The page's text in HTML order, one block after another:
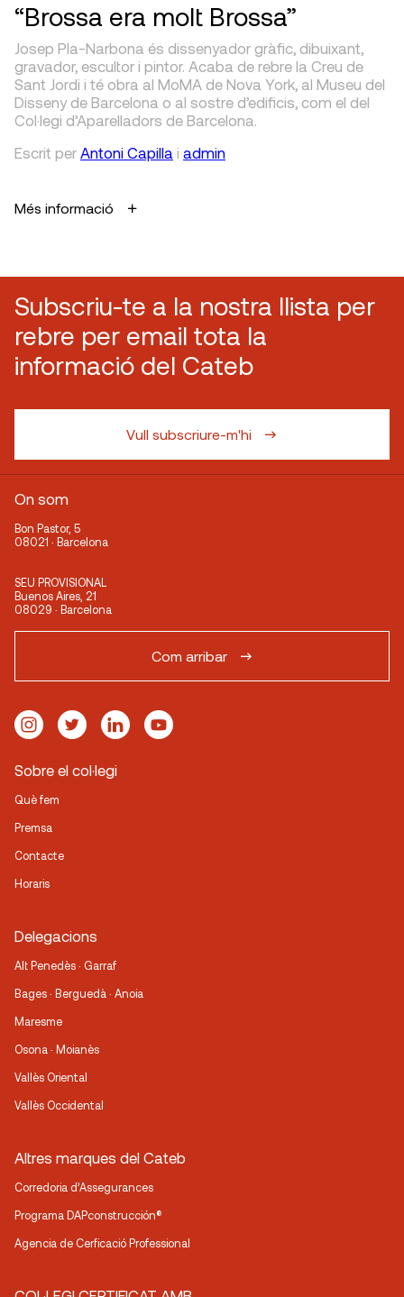
“Brossa era molt Brossa”
Josep Pla-Narbona és dissenyador gràfic, dibuixant,
gravador, escultor i pintor. Acaba de rebre la Creu de
Sant Jordi i té obra al MoMA de Nova York, al Museu del
Disseny de Barcelona o al sostre d’edificis, com el del
Col·legi d’Aparelladors de Barcelona.
Escrit per Antoni Capilla i admin
Més informació
Subscriu-te a la nostra llista per
rebre per email tota la
informació del Cateb
Vull subscriure-m'hi
On som
Bon Pastor, 5
08021 · Barcelona
SEU PROVISIONAL
Buenos Aires, 21
08029 · Barcelona
Com arribar
Sobre el col·legi
Què fem
Premsa
Contacte
Horaris
Delegacions
Alt Penedès · Garraf
Bages · Berguedà · Anoia
Maresme
Osona · Moianès
Vallès Oriental
Vallès Occidental
Altres marques del Cateb
Corredoria d’Assegurances
Programa DAPconstrucción®
Agencia de Cerficació Professional